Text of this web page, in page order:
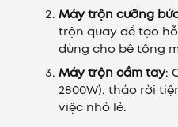
Máy trộn cưỡng
trộn quay để tạo
dùng cho bê tông
Máy trộn cầm tay:
2800W), tháo rời
việc nhỏ lẻ.